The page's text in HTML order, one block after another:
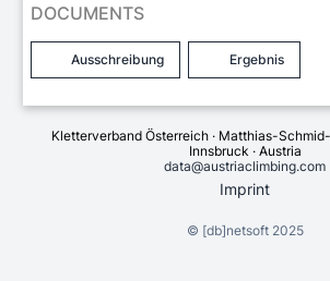
DOCUMENTS
Ausschreibung Ergebnis
Kletterverband Österreich · Matthias-
Innsbruck · Austria
data@austriaclimbing.com
Imprint
© [db]netsoft2025